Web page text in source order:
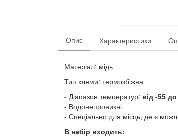
Опис Характеристики
Матеріал: мідь
Тип клеми: термозбіжна
Діапазон температур: від -55
Водонепроникні
Спеціально для місць, де є
В набір входить: